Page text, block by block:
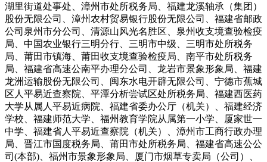
湖里街道处事处、漳州市处所税务局、福建龙溪轴承（集团）
股份无限公司、漳州农村贸易银行股份无限公司、福建省邮政
公司泉州市分公司、清源山风光名胜区、泉州收支境查验检疫
局、中国农业银行三明分行、三明市中级、三明市处所税务
局、莆田市镇海、莆田收支境查验检疫局、南平市处所税务
局、福建省高速公南平办理分公司、龙岩市景象形象局、福建
龙洲运输股份无限公司、闽东水电开辟无限公司、宁德市蕉城
区人平易近查察院、平潭分析尝试区处所税务局、福建西医药
大学从属人平易近病院、福建省委办公厅（机关）、福建经济
学校、福建师范大学、福州教育学院从属第一小学、厦家世一
中学、福建省人平易近查察院（机关）、漳州市工商行政办理
局、晋江市国度税务局、莆田市处所税务局、福建省高速公公
司(本部)、福州市景象形象局、厦门市烟草专卖局（公司）、